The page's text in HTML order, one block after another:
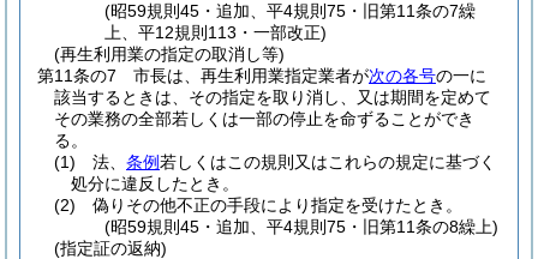
(昭59規則45・追加、平4規則75・旧第11条の7繰
上、平12規則113・一部改正)
(再生利用業の指定の取消し等)
第11条の7
市長は、再生利用業指定業者が次の各号の一に
該当するときは、その指定を取り消し、又は期間を定めて
その業務の全部若しくは一部の停止を命ずることができ
る。
(1)
法、 条例若しくはこの規則又はこれらの規定に基づく
処分に違反したとき。
(2)
偽りその他不正の手段により指定を受けたとき。
(昭59規則45・追加、平4規則75・旧第11条の8繰上)
(指定証の返納)